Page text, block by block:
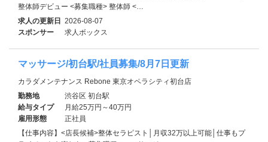
整体師デビュー <募集職種> 整体師 <…
求人の更新日 2026-08-07
スポンサー
求人ボックス
マッサージ/初台駅/社員募集/8月7日更新
カラダメンテナンス Rebone 東京オペラシティ初台店
勤務地
渋谷区 初台駅
給与タイプ
月給25万円～40万円
雇用形態
正社員
【仕事内容】<店長候補>整体セラピスト│月収32万以上可能│仕事もプ